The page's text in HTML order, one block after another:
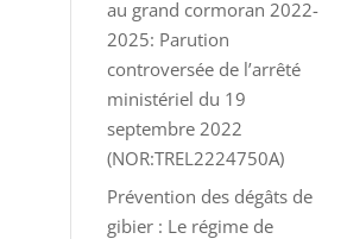
au grand cormoran 2022-
2025: Parution
controversée de l’arrêté
ministériel du 19
septembre 2022
(NOR:TREL2224750A)
Prévention des dégâts de
gibier : Le régime de